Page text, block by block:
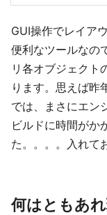
GUI操作でレイア
便利なツールなの
リ各オブジェクト
ります。思えば昨
では、まさにエン
ビルドに時間がか
た。。。。入れて
何はともあ